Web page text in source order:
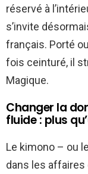
réservé à
s’invite
français. Porté
fois ceinturé, il
Magique.
Changer la
fluide : plus
Le kimono – ou
dans les affaires